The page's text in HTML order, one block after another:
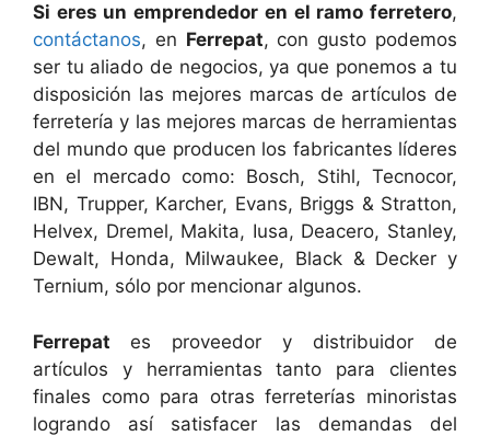
Si eres un emprendedor en el ramo ferretero,
contáctanos, en Ferrepat, con gusto podemos
ser tu aliado de negocios, ya que ponemos a tu
disposición las mejores marcas de artículos de
ferretería y las mejores marcas de herramientas
del mundo que producen los fabricantes líderes
en el mercado como: Bosch, Stihl, Tecnocor,
IBN, Trupper, Karcher, Evans, Briggs & Stratton,
Helvex, Dremel, Makita, Iusa, Deacero, Stanley,
Dewalt, Honda, Milwaukee, Black & Decker y
Ternium, sólo por mencionar algunos.
Ferrepat es proveedor y distribuidor de
artículos y herramientas tanto para clientes
finales como para otras ferreterías minoristas
logrando así satisfacer las demandas del